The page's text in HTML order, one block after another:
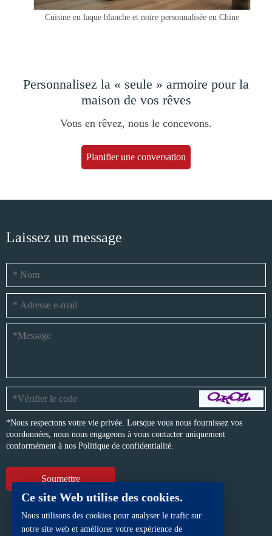
Cuisine en laque blanche et noire personnalisée en Chine
Personnalisez la « seule » armoire pour la
maison de vos rêves
Vous en rêvez, nous le concevons.
Planifier une conversation
Laissez un message
*Nous respectons votre vie privée. Lorsque vous nous fournissez vos
coordonnées, nous nous engageons à vous contacter uniquement
conformément à nos Politique de confidentialité.
Ce site Web utilise des cookies.
Nous utilisons des cookies pour analyser le trafic sur
notre site web et améliorer votre expérience de